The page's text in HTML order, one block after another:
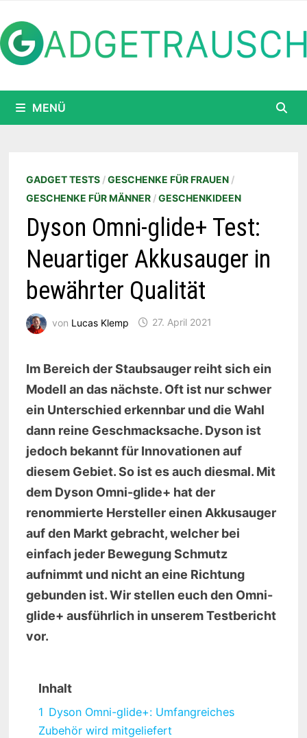
Inhalt
springen
MENÜ
GADGET TESTS/GESCHENKE FÜR FRAUEN/
GESCHENKE FÜR MÄNNER/GESCHENKIDEEN
Dyson Omni-glide+ Test:
Neuartiger Akkusauger in
bewährter Qualität
von Lucas Klemp 27. April 2021
Im Bereich der Staubsauger reiht sich ein
Modell an das nächste. Oft ist nur schwer
ein Unterschied erkennbar und die Wahl
dann reine Geschmacksache. Dyson ist
jedoch bekannt für Innovationen auf
diesem Gebiet. So ist es auch diesmal. Mit
dem Dyson Omni-glide+ hat der
renommierte Hersteller einen Akkusauger
auf den Markt gebracht, welcher bei
einfach jeder Bewegung Schmutz
aufnimmt und nicht an eine Richtung
gebunden ist. Wir stellen euch den Omni-
glide+ ausführlich in unserem Testbericht
vor.
Inhalt
1 Dyson Omni-glide+: Umfangreiches
Zubehör wird mitgeliefert